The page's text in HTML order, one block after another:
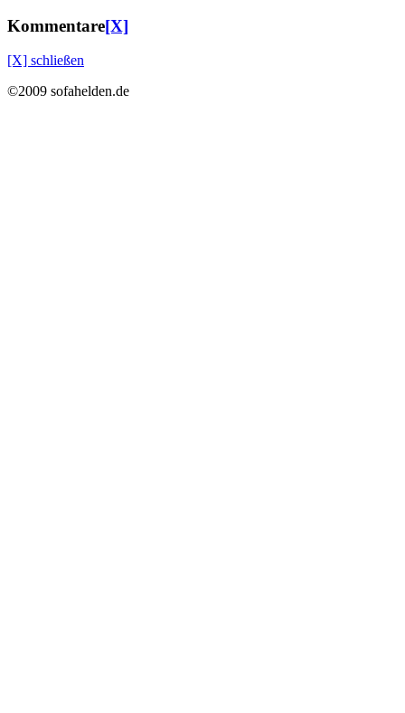
Kommentare[X]
[X] schließen
©2009 sofahelden.de